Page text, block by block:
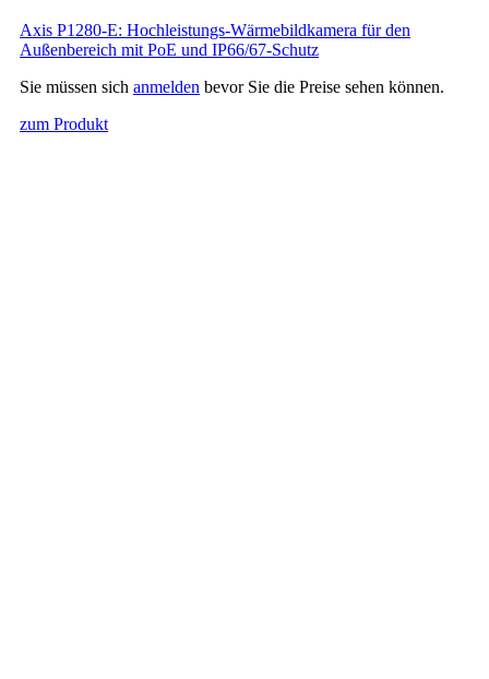
Axis P1280-E: Hochleistungs-Wärmebildkamera für den
Außenbereich mit PoE und IP66/67-Schutz
Sie müssen sich anmelden bevor Sie die Preise sehen können.
zum Produkt